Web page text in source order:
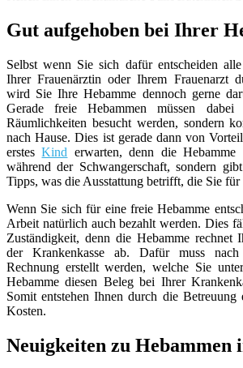
Gut aufgehoben bei Ihrer
Selbst wenn Sie sich dafür entscheiden
Ihrer Frauenärztin oder Ihrem Frauenarzt
wird Sie Ihre Hebamme dennoch gerne
Gerade freie Hebammen müssen
Räumlichkeiten besucht werden, sondern
nach Hause. Dies ist gerade dann von
erstesKind erwarten, denn die
während der Schwangerschaft, sondern
Tipps, was die Ausstattung betrifft, die Sie
Wenn Sie sich für eine freie Hebamme
Arbeit natürlich auch bezahlt werden. Dies
Zuständigkeit, denn die Hebamme rechnet
der Krankenkasse ab. Dafür muss
Rechnung erstellt werden, welche Sie
Hebamme diesen Beleg bei Ihrer
Somit entstehen Ihnen durch die Betreuung
Kosten.
Neuigkeiten zu Hebammen